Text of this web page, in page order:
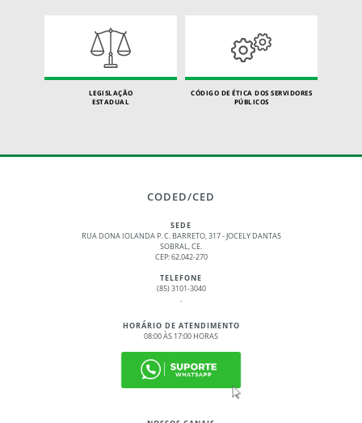
LEGISLAÇÃO
ESTADUAL
CÓDIGO DE ÉTICA DOS SERVIDORES
PÚBLICOS
CODED/CED
SEDE
RUA DONA IOLANDA P. C. BARRETO, 317 - JOCELY DANTAS
SOBRAL, CE.
CEP: 62.042-270
TELEFONE
(85) 3101-3040
.
HORÁRIO DE ATENDIMENTO
08:00 ÀS 17:00 HORAS